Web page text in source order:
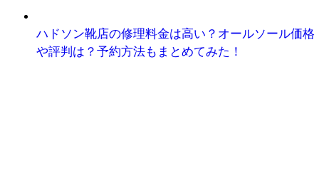
ハドソン靴店の修理料金は高い？オールソール価格
や評判は？予約方法もまとめてみた！